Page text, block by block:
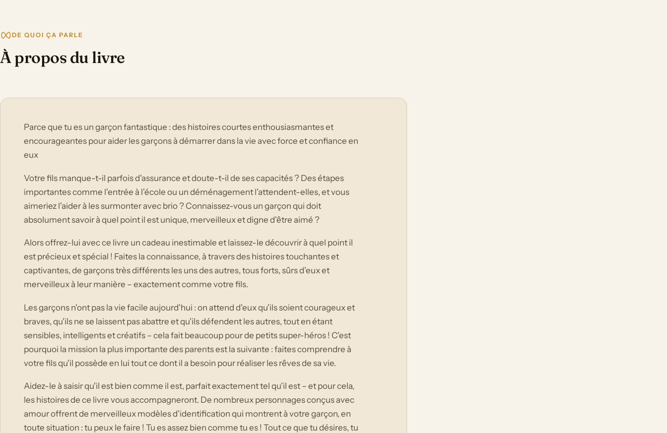
DE QUOI ÇA PARLE
À propos du livre
Parce que tu es un garçon fantastique : des histoires courtes enthousiasmantes et
encourageantes pour aider les garçons à démarrer dans la vie avec force et confiance en
eux
Votre fils manque-t-il parfois d'assurance et doute-t-il de ses capacités ? Des étapes
importantes comme l'entrée à l'école ou un déménagement l'attendent-elles, et vous
aimeriez l'aider à les surmonter avec brio ? Connaissez-vous un garçon qui doit
absolument savoir à quel point il est unique, merveilleux et digne d'être aimé ?
Alors offrez-lui avec ce livre un cadeau inestimable et laissez-le découvrir à quel point il
est précieux et spécial ! Faites la connaissance, à travers des histoires touchantes et
captivantes, de garçons très différents les uns des autres, tous forts, sûrs d'eux et
merveilleux à leur manière – exactement comme votre fils.
Les garçons n'ont pas la vie facile aujourd'hui : on attend d'eux qu'ils soient courageux et
braves, qu'ils ne se laissent pas abattre et qu'ils défendent les autres, tout en étant
sensibles, intelligents et créatifs – cela fait beaucoup pour de petits super-héros ! C'est
pourquoi la mission la plus importante des parents est la suivante : faites comprendre à
votre fils qu'il possède en lui tout ce dont il a besoin pour réaliser les rêves de sa vie.
Aidez-le à saisir qu'il est bien comme il est, parfait exactement tel qu'il est – et pour cela,
les histoires de ce livre vous accompagneront. De nombreux personnages conçus avec
amour offrent de merveilleux modèles d'identification qui montrent à votre garçon, en
toute situation : tu peux le faire ! Tu es assez bien comme tu es ! Tout ce que tu désires, tu